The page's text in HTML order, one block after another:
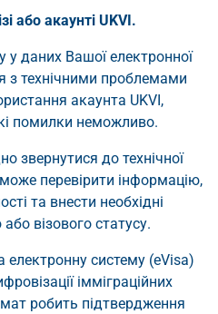
або акаунті UKVI.
даних Вашої електронної
з технічними проблемами
акаунта UKVI,
помилки неможливо.
звернутися до технічної
перевірити інформацію,
та внести необхідні
візового статусу.
електронну систему (eVisa)
імміграційних
робить підтвердження